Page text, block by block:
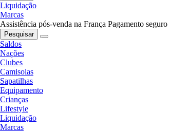
Liquidação
Marcas
Assistência pós-venda na França Pagamento seguro
Pesquisar
Saldos
Nações
Clubes
Camisolas
Sapatilhas
Equipamento
Crianças
Lifestyle
Liquidação
Marcas